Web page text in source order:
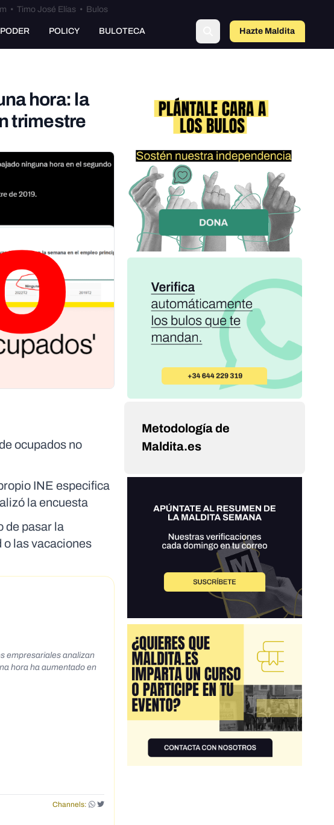
• Timo José Elías • Bulos
POLICY BULOTECA Hazte Maldito
a
hora: la
trimestre
ocupados no
INE especifica
la encuesta
de pasar la
o las vacaciones
empresariales analizan
hora ha aumentado en
Channels:
Metodología de
Maldita.es